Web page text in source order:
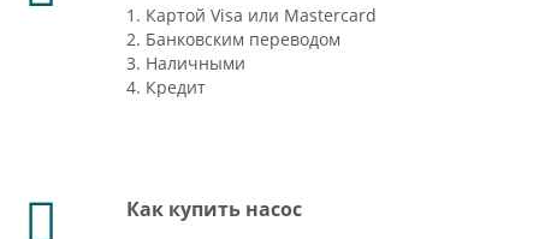
1. Картой Visa или Mastercard
2. Банковским переводом
3. Наличными
4. Кредит
Как купить насос